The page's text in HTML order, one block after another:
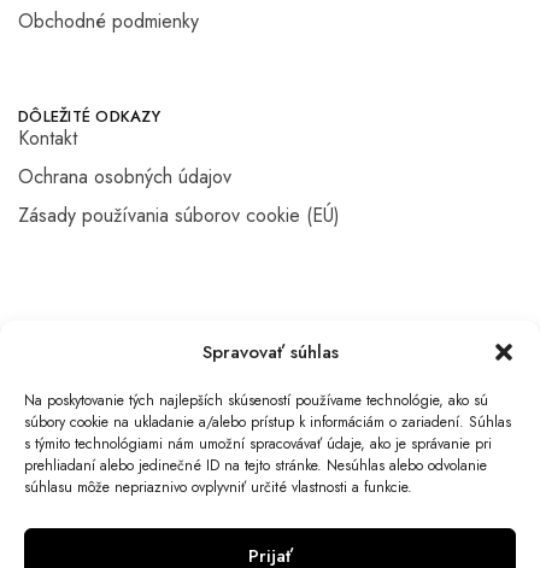
Spravovať súhlas
Na poskytovanie tých najlepších skúseností používame technológie, ako sú
súbory cookie na ukladanie a/alebo prístup k informáciám o zariadení. Súhlas
s týmito technológiami nám umožní spracovávať údaje, ako je správanie pri
prehliadaní alebo jedinečné ID na tejto stránke. Nesúhlas alebo odvolanie
súhlasu môže nepriaznivo ovplyvniť určité vlastnosti a funkcie.
Prijať
Obchodné podmienky
DÔLEŽITÉ ODKAZY
Kontakt
Ochrana osobných údajov
Zásady používania súborov cookie (EÚ)
©2024 moonstyle.sk Všetky práva vyhradené.